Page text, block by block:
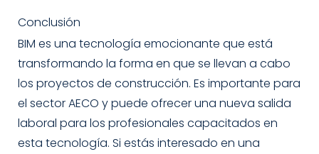
Conclusión
BIM es una tecnología emocionante que está
transformando la forma en que se llevan a cabo
los proyectos de construcción. Es importante para
el sector AECO y puede ofrecer una nueva salida
laboral para los profesionales capacitados en
esta tecnología. Si estás interesado en una